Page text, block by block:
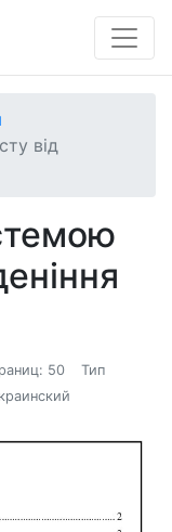
від
50
Тип